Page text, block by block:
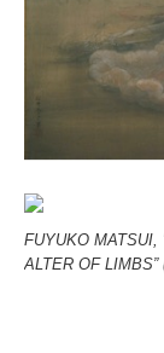
FUYUKO MATSUI,
ALTER OF LIMBS”